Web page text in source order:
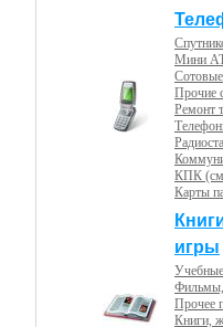
Мини
Прочие
Ремонт
КПК
Карты
игры
Прочее
Книги,